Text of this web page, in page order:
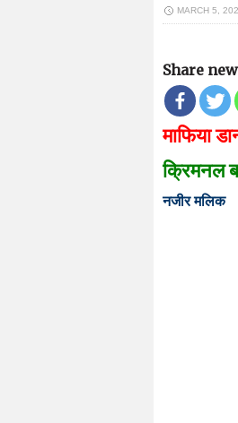
MARCH 5,
Share
माफिया
क्रिमनल
नजीर मलिक